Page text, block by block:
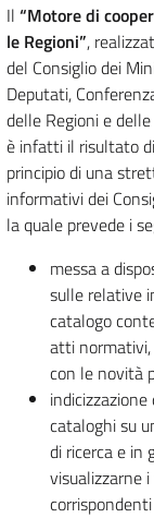
Il “Motore di
le Regioni”,
del Consiglio dei
Deputati,
delle Regioni e
è infatti il risultato
principio di una
informativi dei
la quale prevede i
messa a
sulle relative
catalogo
atti
con le novità
cataloghi su
di ricerca e in
visualizzarne